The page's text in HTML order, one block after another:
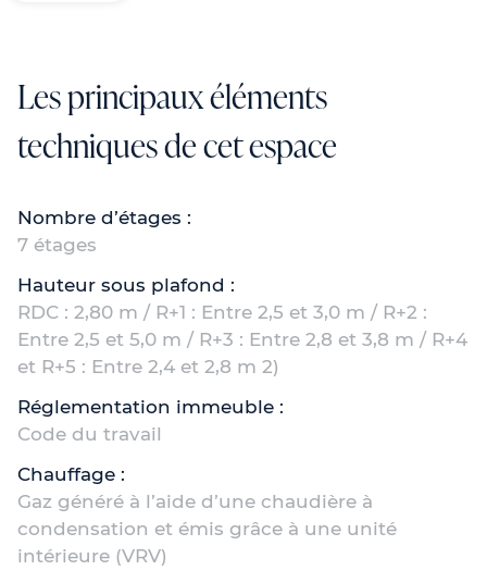
Les principaux éléments
techniques de cet espace
Nombre d’étages :
7 étages
Hauteur sous plafond :
RDC : 2,80 m / R+1 : Entre 2,5 et 3,0 m / R+2 :
Entre 2,5 et 5,0 m / R+3 : Entre 2,8 et 3,8 m / R+4
et R+5 : Entre 2,4 et 2,8 m 2)
Réglementation immeuble :
Code du travail
Chauffage :
Gaz généré à l’aide d’une chaudière à
condensation et émis grâce à une unité
intérieure (VRV)